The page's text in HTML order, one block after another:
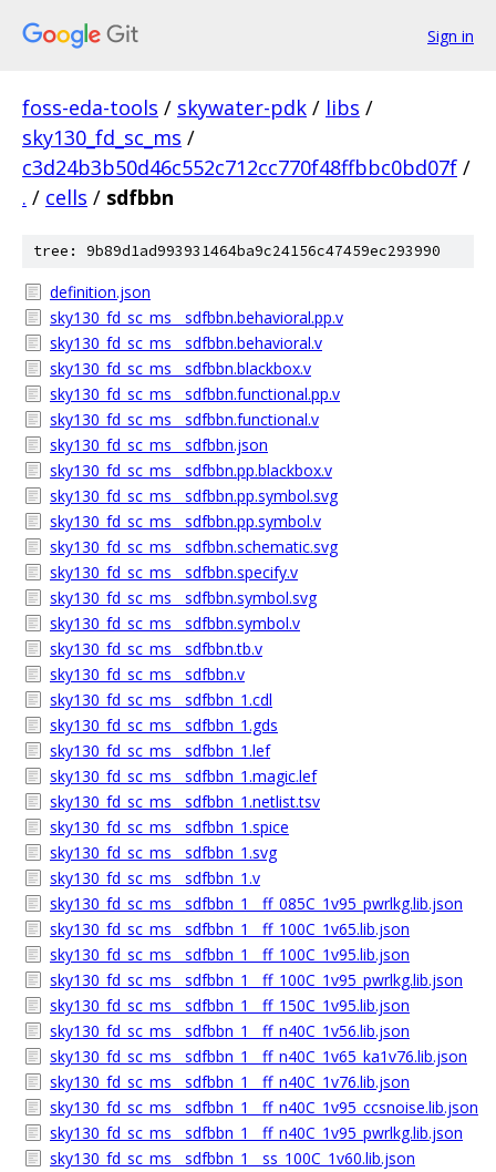
Sign in
foss-eda-tools / skywater-pdk / libs /
sky130_fd_sc_ms /
c3d24b3b50d46c552c712cc770f48ffbbc0bd07f /
. / cells / sdfbbn
tree: 9b89d1ad993931464ba9c24156c47459ec293990
definition.json
sky130_fd_sc_ms__sdfbbn.behavioral.pp.v
sky130_fd_sc_ms__sdfbbn.behavioral.v
sky130_fd_sc_ms__sdfbbn.blackbox.v
sky130_fd_sc_ms__sdfbbn.functional.pp.v
sky130_fd_sc_ms__sdfbbn.functional.v
sky130_fd_sc_ms__sdfbbn.json
sky130_fd_sc_ms__sdfbbn.pp.blackbox.v
sky130_fd_sc_ms__sdfbbn.pp.symbol.svg
sky130_fd_sc_ms__sdfbbn.pp.symbol.v
sky130_fd_sc_ms__sdfbbn.schematic.svg
sky130_fd_sc_ms__sdfbbn.specify.v
sky130_fd_sc_ms__sdfbbn.symbol.svg
sky130_fd_sc_ms__sdfbbn.symbol.v
sky130_fd_sc_ms__sdfbbn.tb.v
sky130_fd_sc_ms__sdfbbn.v
sky130_fd_sc_ms__sdfbbn_1.cdl
sky130_fd_sc_ms__sdfbbn_1.gds
sky130_fd_sc_ms__sdfbbn_1.lef
sky130_fd_sc_ms__sdfbbn_1.magic.lef
sky130_fd_sc_ms__sdfbbn_1.netlist.tsv
sky130_fd_sc_ms__sdfbbn_1.spice
sky130_fd_sc_ms__sdfbbn_1.svg
sky130_fd_sc_ms__sdfbbn_1.v
sky130_fd_sc_ms__sdfbbn_1__ff_085C_1v95_pwrlkg.lib.json
sky130_fd_sc_ms__sdfbbn_1__ff_100C_1v65.lib.json
sky130_fd_sc_ms__sdfbbn_1__ff_100C_1v95.lib.json
sky130_fd_sc_ms__sdfbbn_1__ff_100C_1v95_pwrlkg.lib.json
sky130_fd_sc_ms__sdfbbn_1__ff_150C_1v95.lib.json
sky130_fd_sc_ms__sdfbbn_1__ff_n40C_1v56.lib.json
sky130_fd_sc_ms__sdfbbn_1__ff_n40C_1v65_ka1v76.lib.json
sky130_fd_sc_ms__sdfbbn_1__ff_n40C_1v76.lib.json
sky130_fd_sc_ms__sdfbbn_1__ff_n40C_1v95_ccsnoise.lib.json
sky130_fd_sc_ms__sdfbbn_1__ff_n40C_1v95_pwrlkg.lib.json
sky130_fd_sc_ms__sdfbbn_1__ss_100C_1v60.lib.json